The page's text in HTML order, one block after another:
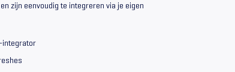
zijn eenvoudig te integreren via je eigen
integrator